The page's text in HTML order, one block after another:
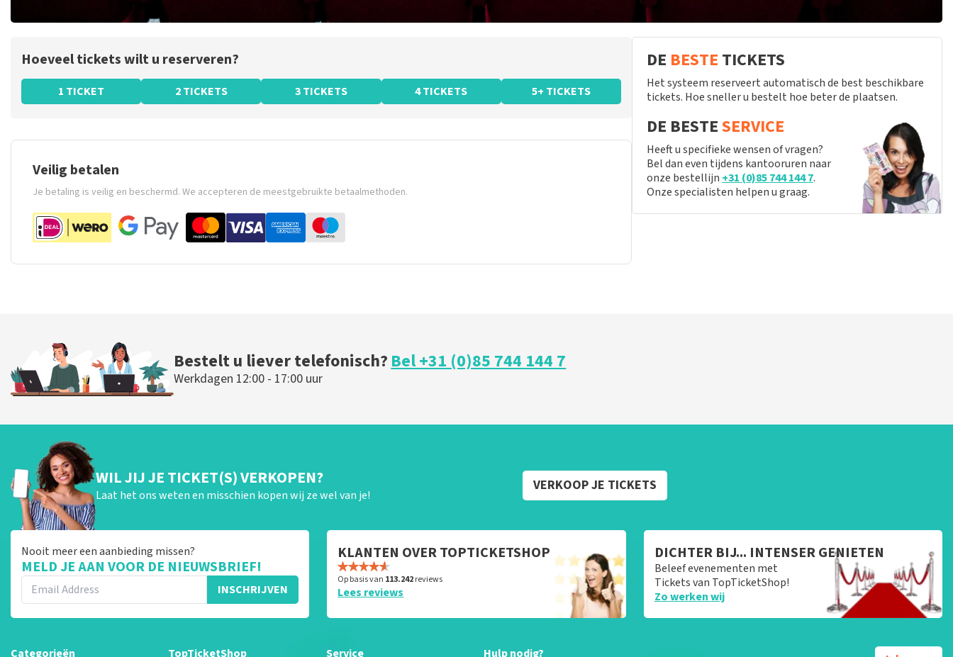
Hoeveel tickets wilt u reserveren?
1 TICKET 2 TICKETS 3 TICKETS 4 TICKETS 5+ TICKETS
Veilig betalen
Je betaling is veilig en beschermd. We accepteren de meestgebruikte betaalmethoden.
DE BESTE TICKETS
Het systeem reserveert automatisch de best beschikbare
tickets. Hoe sneller u bestelt hoe beter de plaatsen.
DE BESTESERVICE
Heeft u specifieke wensen of vragen?
Bel dan even tijdens kantooruren naar
onze bestellijn +31 (0)85 744 144 7.
Onze specialisten helpen u graag.
Bestelt u liever telefonisch?Bel +31 (0)85 744 144 7
Werkdagen 12:00 - 17:00 uur
WIL JIJ JE TICKET(S) VERKOPEN?
Laat het ons weten en misschien kopen wij ze wel van je!
VERKOOP JE TICKETS
Nooit meer een aanbieding missen?
MELD JE AAN VOOR DE NIEUWSBRIEF!
INSCHRIJVEN
KLANTEN OVER TOPTICKETSHOP
Op basis van 113.242reviews
Lees reviews
DICHTER BIJ... INTENSER GENIETEN
Beleef evenementen met
Tickets van TopTicketShop!
Zo werken wij
Categorieën TopTicketShop Service Hulp nodig?